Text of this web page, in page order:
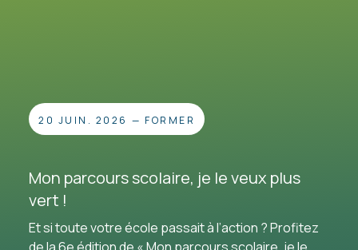
20 JUIN. 2026 — FORMER
Mon parcours scolaire, je le veux plus
vert !
Et si toute votre école passait à l’action ? Profitez